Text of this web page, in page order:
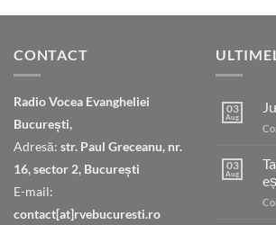
CONTACT
Radio Vocea Evangheliei
București,
Adresă: str. Paul Greceanu, nr.
16, sector 2, București
E-mail:
contact[at]rvebucuresti.ro
03
Aug
03
Aug